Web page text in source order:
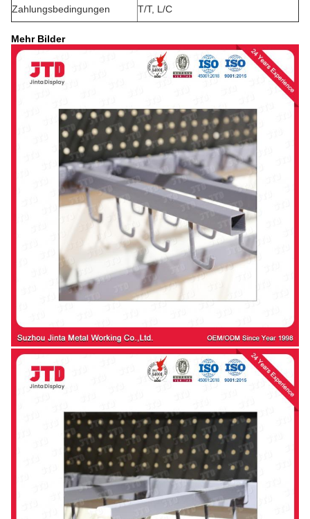
Zahlungsbedingungen T/T, L/C
Mehr Bilder